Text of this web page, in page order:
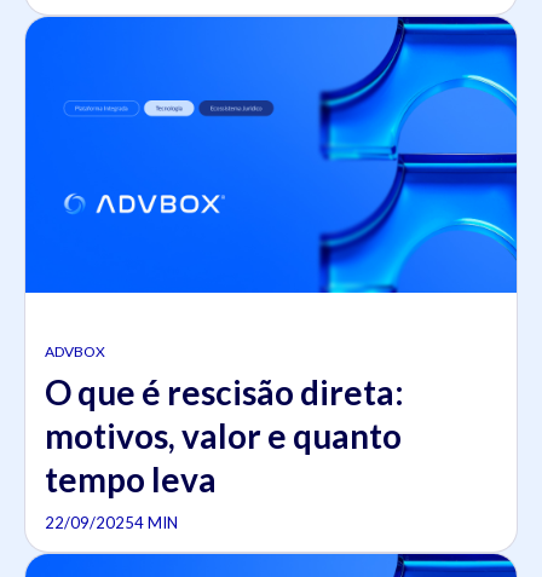
ADVBOX
O que é rescisão direta:
motivos, valor e quanto
tempo leva
22/09/20254 MIN